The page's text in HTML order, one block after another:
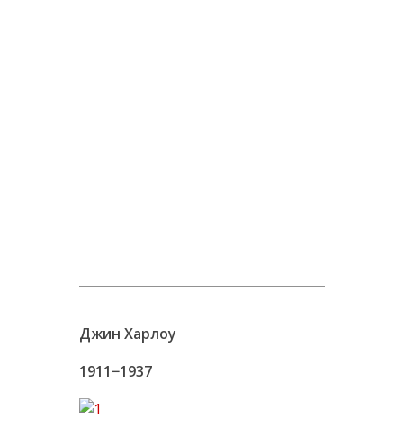
Джин Харлоу
1911−1937